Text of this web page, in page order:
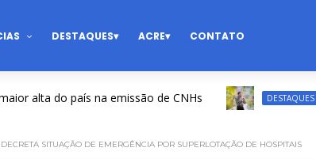
DESTAQUES ACRE CONTATO
do país na emissão de CNHs DESTAQUES
SITUAÇÃO DE EMERGÊNCIA POR SUPERLOTAÇÃO DE HOSPITAIS